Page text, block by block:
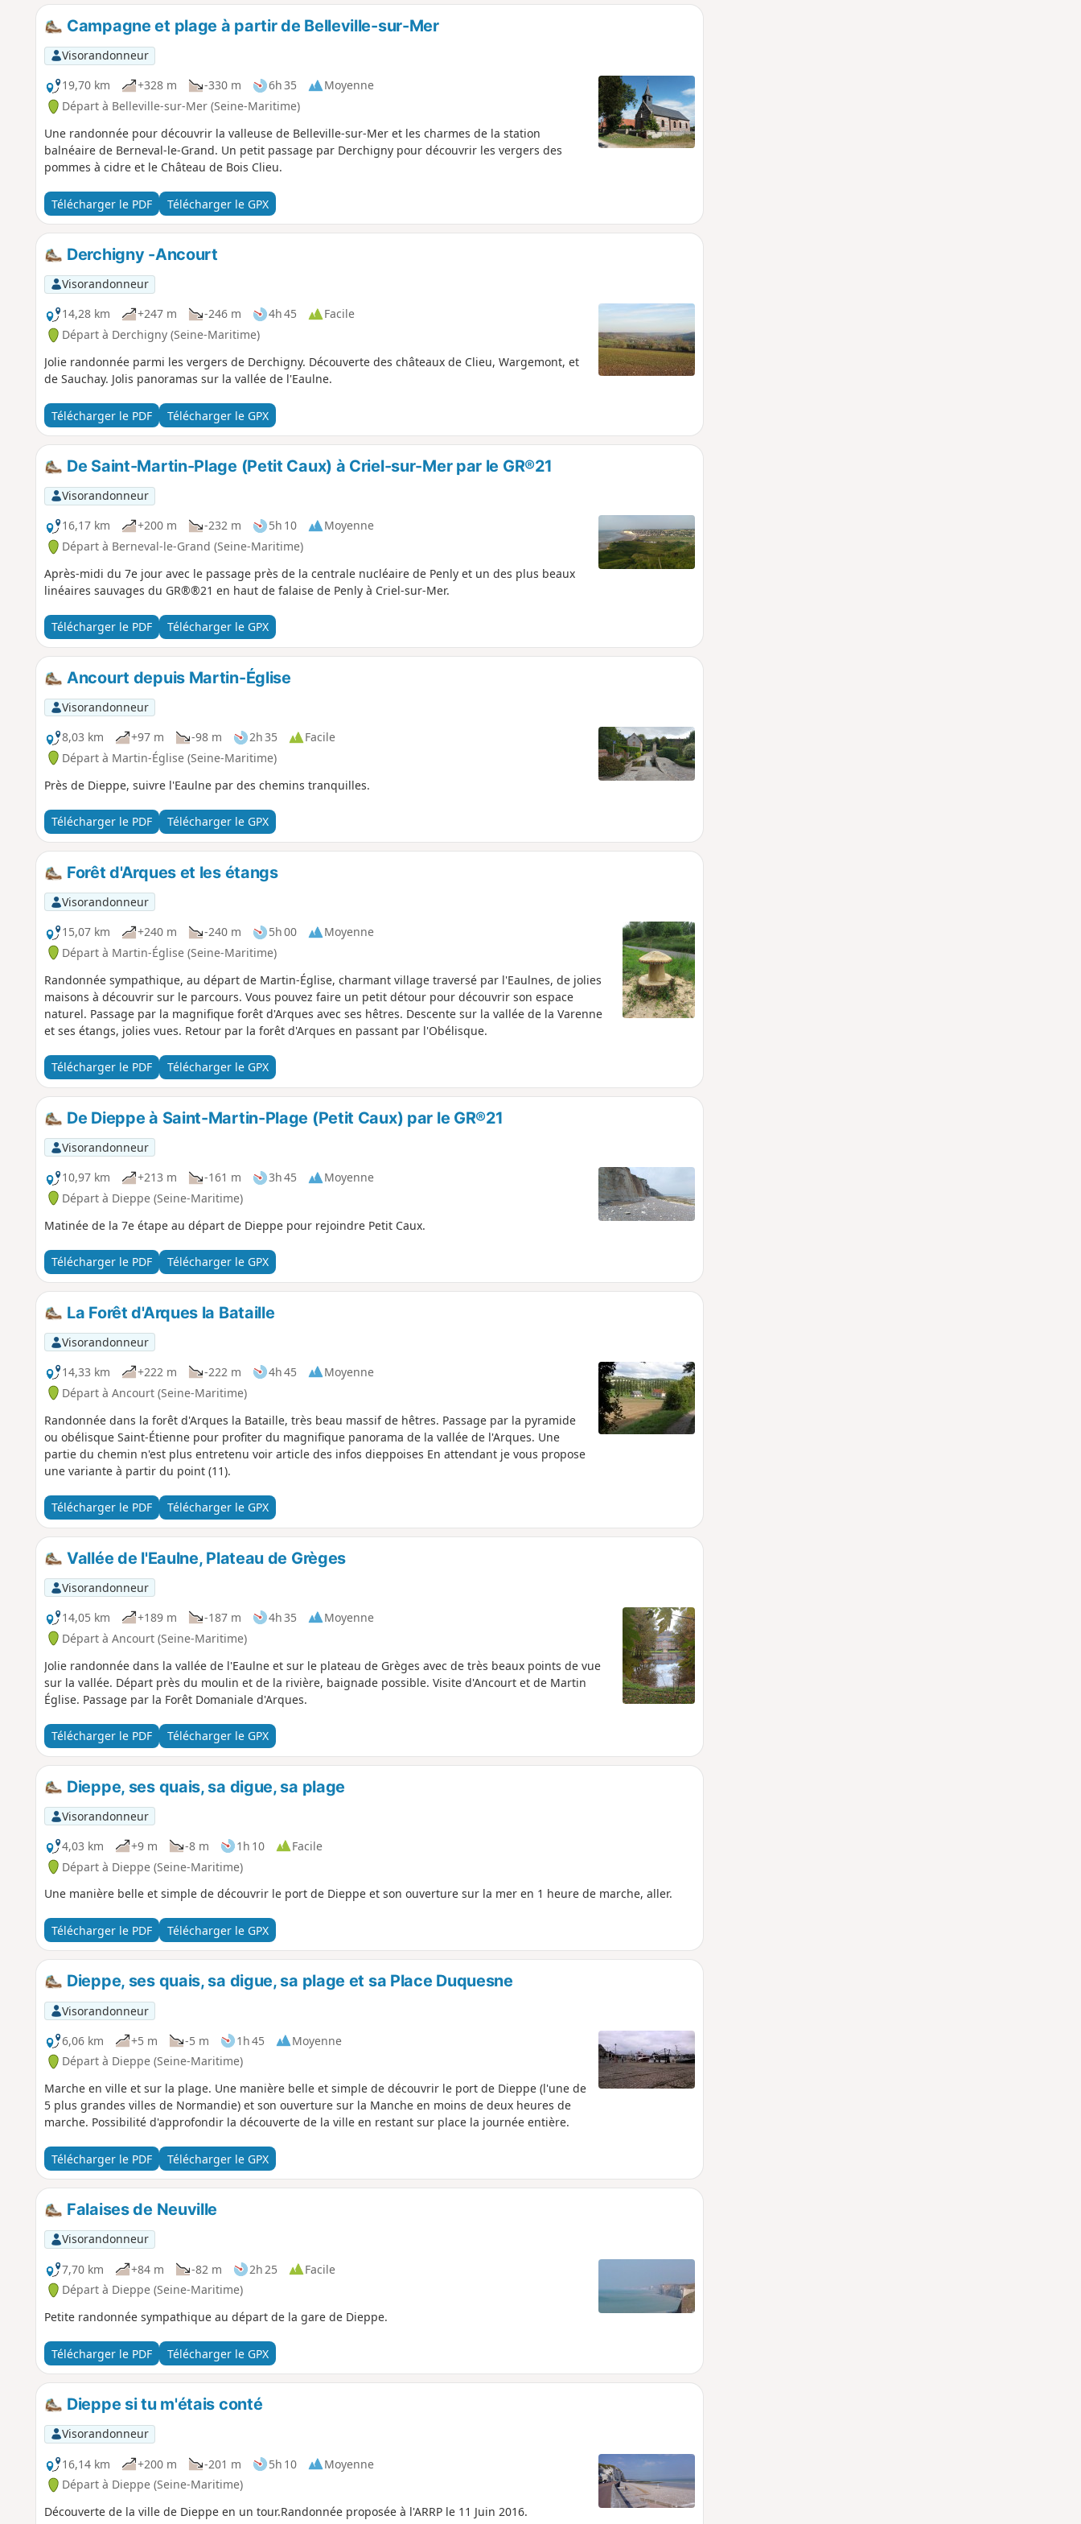
Campagne et plage à partir de Belleville-sur-Mer
Visorandonneur
19,70 km
+328 m -330 m 6h 35
Moyenne
Départ à Belleville-sur-Mer (Seine-Maritime)
Une randonnée pour découvrir la valleuse de Belleville-sur-Mer et les charmes de la station
balnéaire de Berneval-le-Grand. Un petit passage par Derchigny pour découvrir les vergers des
pommes à cidre et le Château de Bois Clieu.
Télécharger le PDF Télécharger le GPX
Derchigny -Ancourt
Visorandonneur
14,28 km
+247 m -246 m 4h 45
Facile
Départ à Derchigny (Seine-Maritime)
Jolie randonnée parmi les vergers de Derchigny. Découverte des châteaux de Clieu, Wargemont, et
de Sauchay. Jolis panoramas sur la vallée de l'Eaulne.
Télécharger le PDF Télécharger le GPX
De Saint-Martin-Plage (Petit Caux) à Criel-sur-Mer par le GR®21
Visorandonneur
16,17 km
+200 m -232 m 5h 10
Moyenne
Départ à Berneval-le-Grand (Seine-Maritime)
Après-midi du 7e jour avec le passage près de la centrale nucléaire de Penly et un des plus beaux
linéaires sauvages du GR®®21 en haut de falaise de Penly à Criel-sur-Mer.
Télécharger le PDF Télécharger le GPX
Ancourt depuis Martin-Église
Visorandonneur
8,03 km
+97 m -98 m 2h 35
Facile
Départ à Martin-Église (Seine-Maritime)
Près de Dieppe, suivre l'Eaulne par des chemins tranquilles.
Télécharger le PDF Télécharger le GPX
Forêt d'Arques et les étangs
Visorandonneur
15,07 km
+240 m -240 m 5h 00
Moyenne
Départ à Martin-Église (Seine-Maritime)
Randonnée sympathique, au départ de Martin-Église, charmant village traversé par l'Eaulnes, de jolies
maisons à découvrir sur le parcours. Vous pouvez faire un petit détour pour découvrir son espace
naturel. Passage par la magnifique forêt d'Arques avec ses hêtres. Descente sur la vallée de la Varenne
et ses étangs, jolies vues. Retour par la forêt d'Arques en passant par l'Obélisque.
Télécharger le PDF Télécharger le GPX
De Dieppe à Saint-Martin-Plage (Petit Caux) par le GR®21
Visorandonneur
10,97 km
+213 m -161 m 3h 45
Moyenne
Départ à Dieppe (Seine-Maritime)
Matinée de la 7e étape au départ de Dieppe pour rejoindre Petit Caux.
Télécharger le PDF Télécharger le GPX
La Forêt d'Arques la Bataille
Visorandonneur
14,33 km
+222 m -222 m 4h 45
Moyenne
Départ à Ancourt (Seine-Maritime)
Randonnée dans la forêt d'Arques la Bataille, très beau massif de hêtres. Passage par la pyramide
ou obélisque Saint-Étienne pour profiter du magnifique panorama de la vallée de l'Arques. Une
partie du chemin n'est plus entretenu voir article des infos dieppoises En attendant je vous propose
une variante à partir du point (11).
Télécharger le PDF Télécharger le GPX
Vallée de l'Eaulne, Plateau de Grèges
Visorandonneur
14,05 km
+189 m -187 m 4h 35
Moyenne
Départ à Ancourt (Seine-Maritime)
Jolie randonnée dans la vallée de l'Eaulne et sur le plateau de Grèges avec de très beaux points de vue
sur la vallée. Départ près du moulin et de la rivière, baignade possible. Visite d'Ancourt et de Martin
Église. Passage par la Forêt Domaniale d'Arques.
Télécharger le PDF Télécharger le GPX
Dieppe, ses quais, sa digue, sa plage
Visorandonneur
4,03 km
+9 m -8 m 1h 10
Facile
Départ à Dieppe (Seine-Maritime)
Une manière belle et simple de découvrir le port de Dieppe et son ouverture sur la mer en 1 heure de marche, aller.
Télécharger le PDF Télécharger le GPX
Dieppe, ses quais, sa digue, sa plage et sa Place Duquesne
Visorandonneur
6,06 km
+5 m -5 m 1h 45
Moyenne
Départ à Dieppe (Seine-Maritime)
Marche en ville et sur la plage. Une manière belle et simple de découvrir le port de Dieppe (l'une de
5 plus grandes villes de Normandie) et son ouverture sur la Manche en moins de deux heures de
marche. Possibilité d'approfondir la découverte de la ville en restant sur place la journée entière.
Télécharger le PDF Télécharger le GPX
Falaises de Neuville
Visorandonneur
7,70 km
+84 m -82 m 2h 25
Facile
Départ à Dieppe (Seine-Maritime)
Petite randonnée sympathique au départ de la gare de Dieppe.
Télécharger le PDF Télécharger le GPX
Dieppe si tu m'étais conté
Visorandonneur
16,14 km
+200 m -201 m 5h 10
Moyenne
Départ à Dieppe (Seine-Maritime)
Découverte de la ville de Dieppe en un tour.Randonnée proposée à l'ARRP le 11 Juin 2016.